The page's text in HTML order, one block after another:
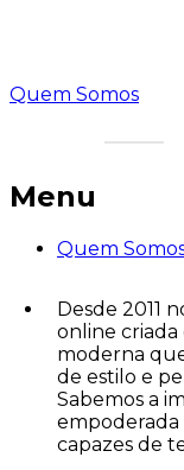
Quem Somos
Menu
Quem
Desde 2011
online
moderna
de estilo e
Sabemos a
empoderada
capazes de